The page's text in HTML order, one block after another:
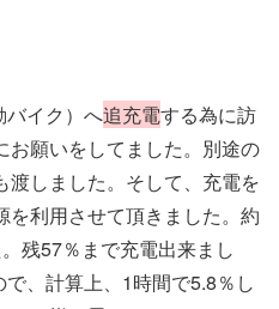
バイク）へ追充電する為に訪
お願いをしてました。別途の
渡しました。そして、充電を
を利用させて頂きました。約
残57％まで充電出来まし
、計算上、1時間で5.8％し